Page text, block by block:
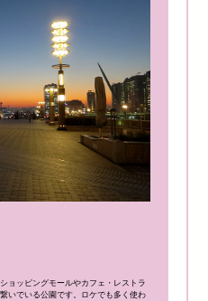
ョッピングモールやカフェ・レストラ
いでいる公園です。ロケでも多く使わ